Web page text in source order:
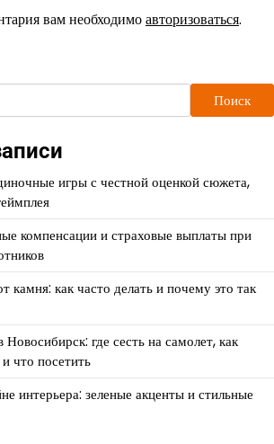
вам необходимоавторизоваться.
Поиск
игры с честной оценкой сюжета,
компенсации и страховые выплаты при
камня: как часто делать и почему это так
где сесть на самолет, как
что посетить
интерьера: зеленые акценты и стильные